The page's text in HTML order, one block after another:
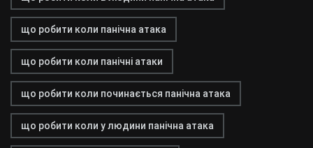
що робити коли панічна атака
що робити коли панічні атаки
що робити коли починається панічна атака
що робити коли у людини панічна атака